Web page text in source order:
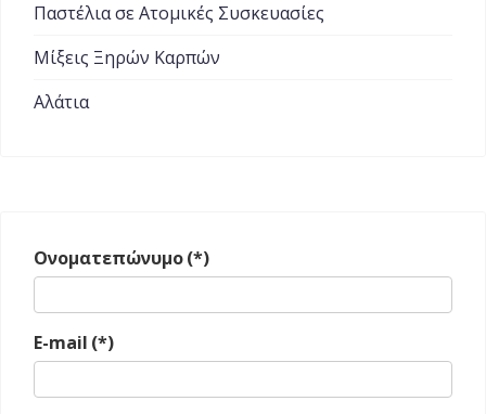
Παστέλια σε Ατομικές Συσκευασίες
Μίξεις Ξηρών Καρπών
Αλάτια
Ονοματεπώνυμο(*)
E-mail (*)